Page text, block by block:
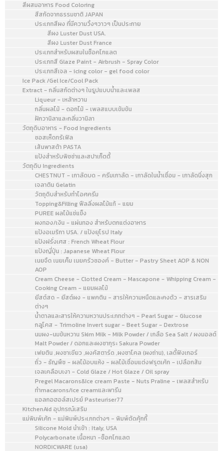
สีผสมอาหาร Food Coloring
สีสกัดจากธรรมชาติ JAPAN
ประเภทสีผง ที่มีความวิ้งๆวาวๆ เป็นประกาย
สีผง Luster Dust USA.
สีผง Luster Dust France
ประเภทสำหรับผสมในช็อคโกแลต
ประเภทสี Glaze Paint - Airbrush - Spray Color
ประเภทสีเจล - icing color - gel food color
Ice Pack /Gel Ice/Cool Pack
Extract - กลิ่นสกัดต่างๆ ในรูปแบบน้ำและเพลส
Liqueur - เหล้าหวาน
กลิ่นผลไม้ - ดอกไม้ - เพลสแบบเข้มข้น
ฝักวานิลาและกลิ่นวานิลา
วัตถุดิบอาหาร - Food Ingredients
ซอสเห็ดทรัเฟิล
เส้นพาสต้า PASTA
แป้งสำหรับพิซซ่าและสปาเก็ตตี้
วัตถุดิบ Ingredients
CHESTNUT - เกาลัดบด - ครีมเกาลัด - เกาลัดในน้ำเชื่อม - เกาลัดนึ่งสุก
เจลาติน Gelatin
วัตถุดิบสำหรับทำไอศครีม
Topping&Filling ฟีลลิ่งผลไม้แท้ - แยม
PUREE ผลไม้แช่แข็ง
ผงทอง/เงิน - แผ่นทอง สำหรับตกแต่งอาหาร
แป้งอเมริกา USA. / แป้งยุโรป Italy
แป้งฝรั่งเศส : French Wheat Flour
แป้งญี่ปุ่น : Japanese Wheat Flour
เนยจืด เนยเค็ม เนยครัวซองค์ - Butter - Pastry Sheet AOP & NON
AOP
Cream Cheese - Clotted Cream - Mascapone - Whipping Cream -
Cooking Cream - แยมผลไม้
ยีสต์สด - ยีสต์ผง - แพคติน - สารให้ความหนืดและคงตัว - สารเสริม
ต่างๆ
น้ำตาลและสารให้ความหวานประเภทต่างๆ - Pearl Sugar - Glucose
กลูโคส - Trimoline Invert sugar - Beet Sugar - Dextrose
นมผง-นมข้นหวาน Skim Milk - Milk Powder / เกลือ Sea Salt / ผงมอลต์
Malt Powder / ดอกและผงซากุระ Sakura Powder
เฟยติน ,ผงชาเขียว ,ผงคัสตาร์ด ,ผงชาโคล (ผงถ่าน), เลดี้ฟิงเกอร์
ถั่ว - ธัญพืช - ผลไม้อบแห้ง - ผลไม้เชื่อมแต่งฟรุตเค้ก - เปลือกส้ม
เจลเคลือบเงา - Cold Glaze / Hot Glaze / Oil spray
Pregel Macarons&Ice cream Paste - Nuts Praline - เพลสสำหรับ
ทำmacarons/ice creamและพารีน
แอลกอฮอล์สเปรย์ Pasteuriser77
KitchenAid อุปกรณ์เสริม
แม่พิมพ์เค้ก - แม่พิมพ์ประเภทต่างๆ - พิมพ์ตัดคุ้กกี้
Silicone Mold นำเข้า : Italy, USA
Polycarbonate เนื้อหนา -ช็อคโกแลต
NORDICWARE (usa)